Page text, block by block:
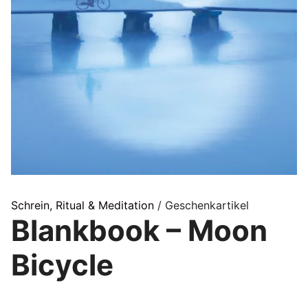
Schrein, Ritual & Meditation / Geschenkartikel
Blankbook – Moon
Bicycle